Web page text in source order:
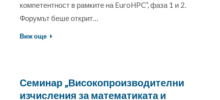
компетентност в рамките на EuroHPC”, фаза 1 и 2.
Форумът беше открит…
Виж още
Семинар „Високопроизводителни
изчисления за математиката и